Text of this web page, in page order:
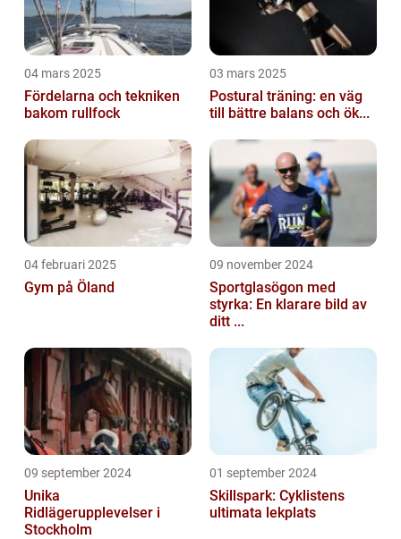
04 mars 2025
Fördelarna och tekniken
bakom rullfock
03 mars 2025
Postural träning: en väg
till bättre balans och ök...
04 februari 2025
Gym på Öland
09 november 2024
Sportglasögon med
styrka: En klarare bild av
ditt ...
09 september 2024
Unika
Ridlägerupplevelser i
Stockholm
01 september 2024
Skillspark: Cyklistens
ultimata lekplats